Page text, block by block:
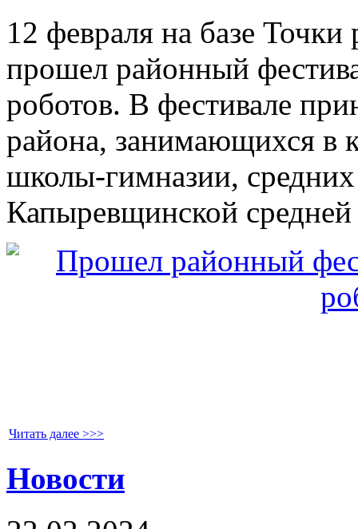
12 февраля на базе
прошел районный
роботов. В фестивале
района, занимающихся в
школы-гимназии,
Капыревщинской
Читать далее >>>
Новости